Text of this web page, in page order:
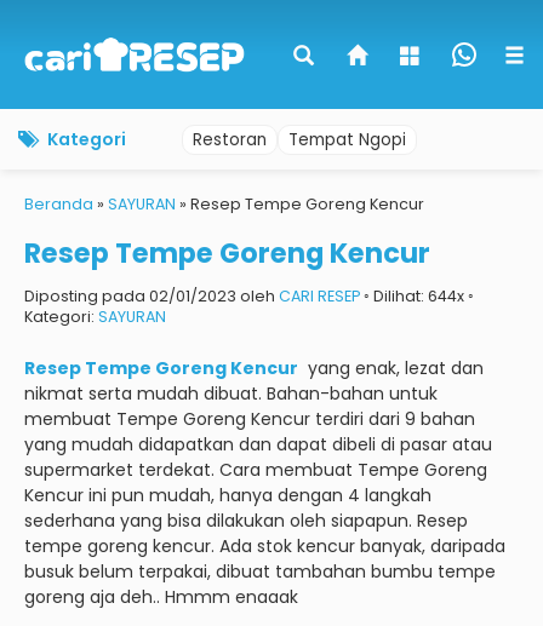
Kategori Restoran Tempat Ngopi
Beranda » SAYURAN » Resep Tempe Goreng Kencur
Resep Tempe Goreng Kencur
Diposting pada 02/01/2023 oleh CARI RESEP◦ Dilihat: 644x ◦
Kategori: SAYURAN
Resep Tempe Goreng Kencur yang enak, lezat dan
nikmat serta mudah dibuat. Bahan-bahan untuk
membuat Tempe Goreng Kencur terdiri dari 9 bahan
yang mudah didapatkan dan dapat dibeli di pasar atau
supermarket terdekat. Cara membuat Tempe Goreng
Kencur ini pun mudah, hanya dengan 4 langkah
sederhana yang bisa dilakukan oleh siapapun. Resep
tempe goreng kencur. Ada stok kencur banyak, daripada
busuk belum terpakai, dibuat tambahan bumbu tempe
goreng aja deh.. Hmmm enaaak